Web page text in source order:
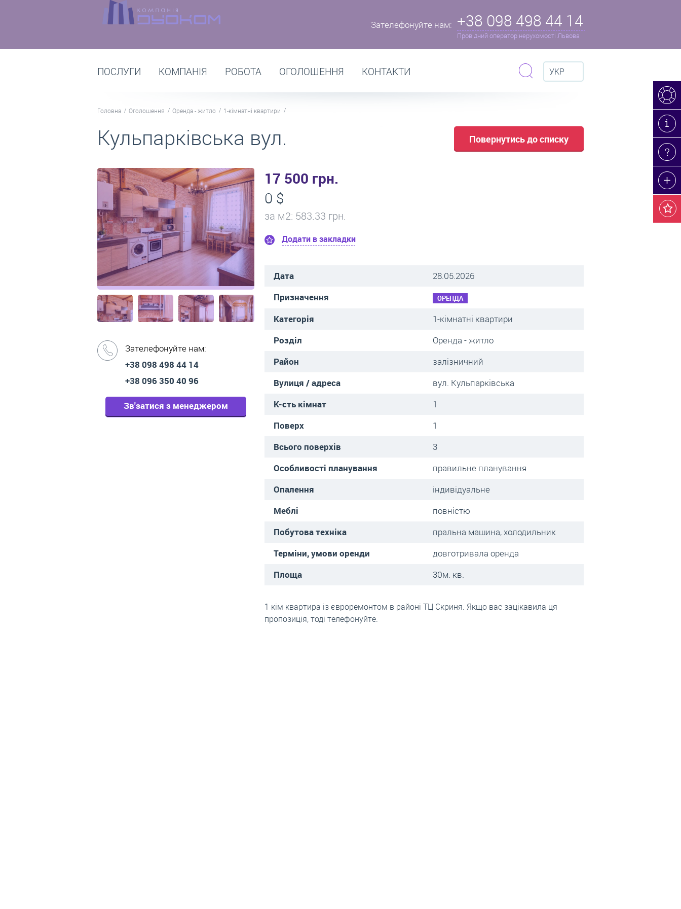
Зателефонуйте нам: +38 098 498 44 14
Провідний оператор нерухомості Львова
ПОСЛУГИ КОМПАНІЯ РОБОТА ОГОЛОШЕННЯ КОНТАКТИ УКР
Головна Оголошення Оренда - житло 1-кімнатні квартири
Кульпарківська вул. Повернутись до списку
17 500 грн.
0 $
за м2: 583.33 грн.
Додати в закладки
Дата
28.05.2026
Призначення
ОРЕНДА
Категорія
1-кімнатні квартири
Розділ
Оренда - житло
Район
залізничний
Вулиця / адреса
вул. Кульпарківська
К-сть кімнат
1
Поверх
1
Всього поверхів
3
Особливості планування
правильне планування
Опалення
індивідуальне
Меблі
повністю
Побутова техніка
пральна машина, холодильник
Терміни, умови оренди
довготривала оренда
Площа
30м. кв.
1 кім квартира із євроремонтом в районі ТЦ Скриня. Якщо вас зацікавила ця
пропозиція, тоді телефонуйте.
Зателефонуйте нам:
+38 098 498 44 14
+38 096 350 40 96
Зв'затися з менеджером